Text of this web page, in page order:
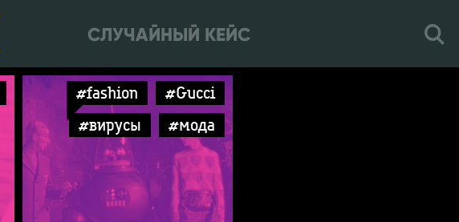
СЛУЧАЙНЫЙ КЕЙС
#fashion
#Gucci
#вирусы
#мода